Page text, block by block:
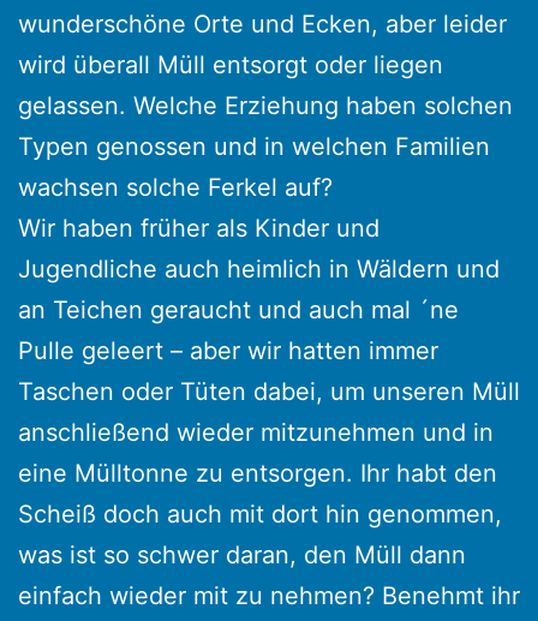
wunderschöne Orte und Ecken, aber leider
wird überall Müll entsorgt oder liegen
gelassen. Welche Erziehung haben solchen
Typen genossen und in welchen Familien
wachsen solche Ferkel auf?
Wir haben früher als Kinder und
Jugendliche auch heimlich in Wäldern und
an Teichen geraucht und auch mal ´ne
Pulle geleert – aber wir hatten immer
Taschen oder Tüten dabei, um unseren Müll
anschließend wieder mitzunehmen und in
eine Mülltonne zu entsorgen. Ihr habt den
Scheiß doch auch mit dort hin genommen,
was ist so schwer daran, den Müll dann
einfach wieder mit zu nehmen? Benehmt ihr